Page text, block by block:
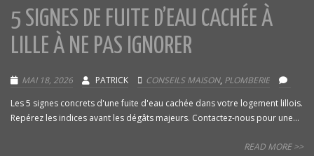
5 SIGNES DE FUITE D’EAU CACHÉE À
LILLE À NE PAS IGNORER
MAI 18, 2026 PATRICK CONSEILS MAISON, PLOMBERIE
Les 5 signes concrets d'une fuite d'eau cachée dans votre logement lillois.
Repérez les indices avant les dégâts majeurs. Contactez-nous pour une...
READ MORE >>